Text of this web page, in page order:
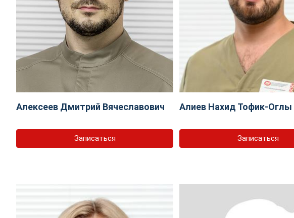
Алексеев Дмитрий Вячеславович
Записаться
Алиев Нахид Тофик-Оглы
Записаться